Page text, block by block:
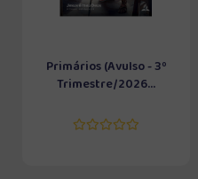
Primários (Avulso - 3º
Trimestre/2026...